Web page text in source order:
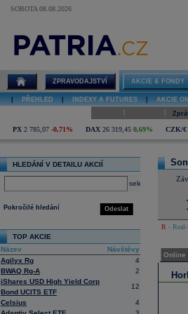
SOBOTA 08.08.2026
Sonel online
ZPRAVODAJSTVÍ AKCIE & FONDY
PŘEHLED INDEXY A FUTURES AKCIE
PX 2 785,07 -0,71% DAX 26 319,45 0,69% CZK/€
HLEDÁNÍ V DETAILU AKCIÍ
select
Odeslat
Pokročilé hledání
TOP AKCIE
Název
Návštěvy
Agilyx Rg
4
BWAQ Rg-A
2
iShares USD High Yield Corp
Bond UCITS ETF
12
Celsius
4
R -
Online